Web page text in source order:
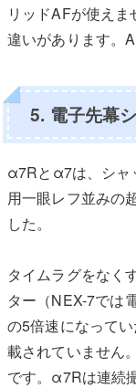
リッドAFが使え
違いがあります。
5. 電子先幕
α7Rとα7は、シャ
用一眼レフ並みの
した。
タイムラグをなく
ター（NEX-7では
の5倍速になって
載されていません
です。α7Rは連続